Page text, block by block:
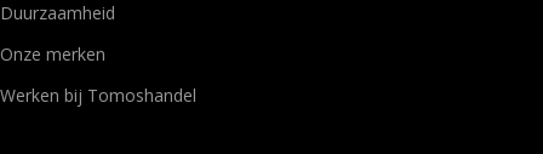
Duurzaamheid
Onze merken
Werken bij Tomoshandel